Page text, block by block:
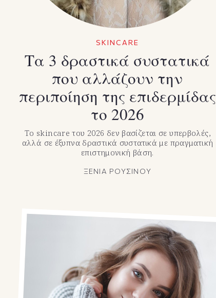
SKINCARE
Τα 3 δραστικά συστατικά
που αλλάζουν την
περιποίηση της επιδερμίδας
το 2026
Το skincare του 2026 δεν βασίζεται σε υπερβολές,
αλλά σε έξυπνα δραστικά συστατικά με πραγματική
επιστημονική βάση.
ΞΕΝΙΑ ΡΟΥΣΙΝΟΥ